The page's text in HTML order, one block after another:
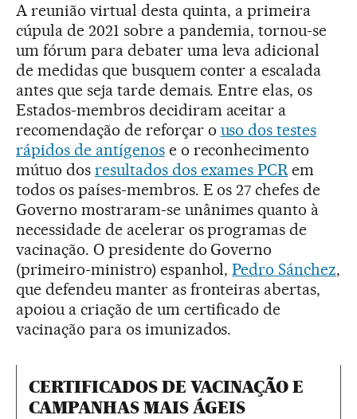
A reunião virtual desta quinta, a primeira
cúpula de 2021 sobre a pandemia, tornou-se
um fórum para debater uma leva adicional
de medidas que busquem conter a escalada
antes que seja tarde demais. Entre elas, os
Estados-membros decidiram aceitar a
recomendação de reforçar o uso dos testes
rápidos de antígenose o reconhecimento
mútuo dos resultados dos exames PCRem
todos os países-membros. E os 27 chefes de
Governo mostraram-se unânimes quanto à
necessidade de acelerar os programas de
vacinação. O presidente do Governo
(primeiro-ministro) espanhol,Pedro Sánchez,
que defendeu manter as fronteiras abertas,
apoiou a criação de um certificado de
vacinação para os imunizados.
CERTIFICADOS DE VACINAÇÃO E
CAMPANHAS MAIS ÁGEIS